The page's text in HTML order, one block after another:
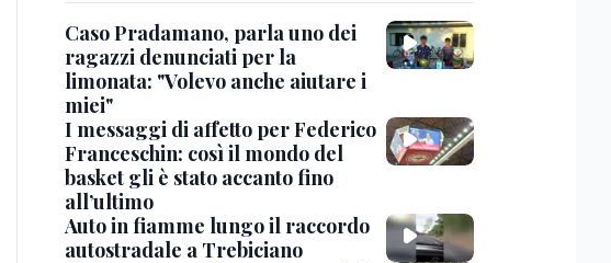
Caso Pradamano, parla uno dei
ragazzi denunciati per la
limonata: "Volevo anche aiutare i
miei"
I messaggi di affetto per Federico
Franceschin: così il mondo del
basket gli è stato accanto fino
all’ultimo
Auto in fiamme lungo il raccordo
autostradale a Trebiciano